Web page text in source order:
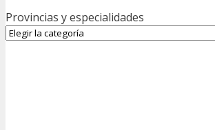
Provincias y especialidades